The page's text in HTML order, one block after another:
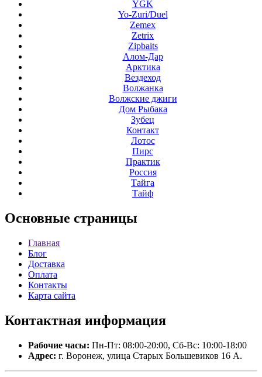
YGK
Yo-Zuri/Duel
Zemex
Zetrix
Zipbaits
Алом-Дар
Арктика
Вездеход
Волжанка
Волжские джиги
Дом Рыбака
Зубец
Контакт
Лотос
Пирс
Практик
Россия
Тайга
Тайф
Основные страницы
Главная
Блог
Доставка
Оплата
Контакты
Карта сайта
Контактная информация
Рабочие часы: Пн-Пт: 08:00-20:00, Сб-Вс: 10:00-18:00
Адрес: г. Воронеж, улица Старых Большевиков 16 А.